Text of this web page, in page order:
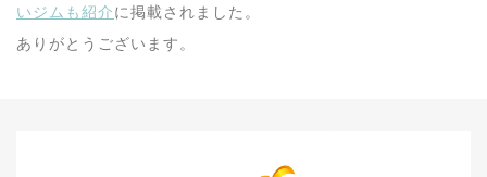
いジムも紹介に掲載されました。
ありがとうございます。